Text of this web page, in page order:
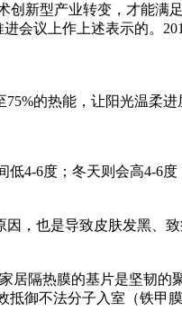
型产业转变，才能满
会议上作上述表示的。
75%的热能，让阳光温柔
4-6度；冬天则会高4-6
因，也是导致皮肤发黑、
居隔热膜的基片是坚韧
御不法分子入室（铁甲